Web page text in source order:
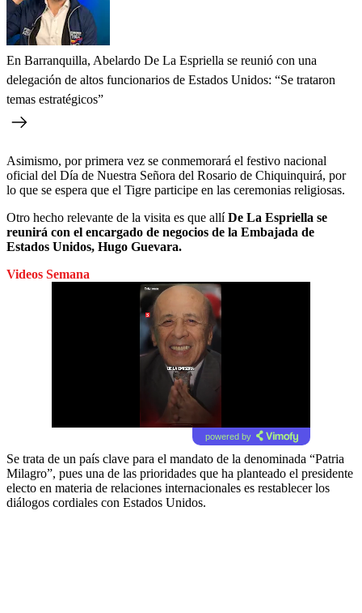
En Barranquilla, Abelardo De La Espriella se reunió con una
delegación de altos funcionarios de Estados Unidos: “Se trataron
temas estratégicos”
Asimismo, por primera vez se conmemorará el festivo nacional
oficial del Día de Nuestra Señora del Rosario de Chiquinquirá, por
lo que se espera que el Tigre participe en las ceremonias religiosas.
Otro hecho relevante de la visita es que allíDe La Espriella se
reunirá con el encargado de negocios de la Embajada de
Estados Unidos, Hugo Guevara.
Videos Semana
powered by
Se trata de un país clave para el mandato de la denominada “Patria
Milagro”, pues una de las prioridades que ha planteado el presidente
electo en materia de relaciones internacionales es restablecer los
diálogos cordiales con Estados Unidos.